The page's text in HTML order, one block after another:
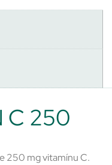
C 250
250 mg vitamínu C.